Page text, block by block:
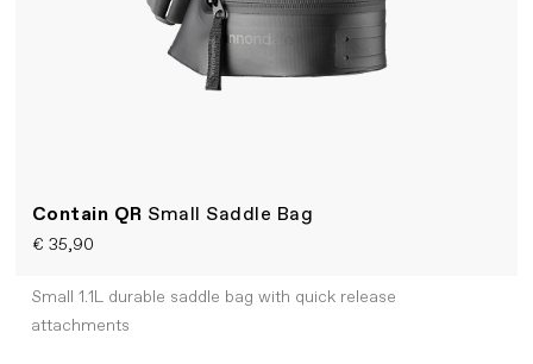
Contain QR Small Saddle Bag
€ 35,90
Small 1.1L durable saddle bag with quick release
attachments